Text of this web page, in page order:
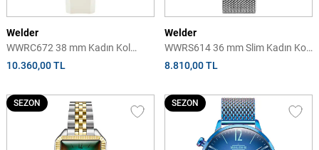
Welder
WWRC672 38 mm Kadın Kol
Saati
10.360,00 TL
Welder
WWRS614 36 mm Slim Kadın Kol
Saati
8.810,00 TL
SEZON SEZON